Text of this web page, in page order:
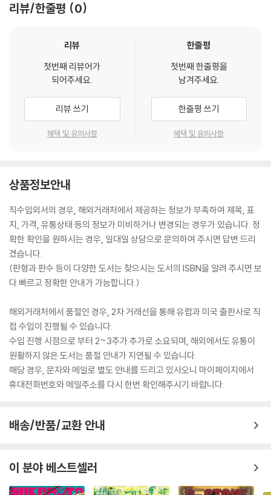
리뷰/한줄평 0
리뷰
첫번째 리뷰어가
되어주세요.
리뷰 쓰기
혜택 및 유의사항
한줄평
첫번째 한줄평을
남겨주세요.
한줄평 쓰기
혜택 및 유의사항
상품정보안내
직수입외서의 경우, 해외거래처에서 제공하는 정보가 부족하여 제목, 표
지, 가격, 유통상태 등의 정보가 미비하거나 변경되는 경우가 있습니다. 정
확한 확인을 원하시는 경우, 일대일 상담으로 문의하여 주시면 답변 드리
겠습니다.
(판형과 판수 등이 다양한 도서는 찾으시는 도서의 ISBN을 알려 주시면 보
다 빠르고 정확한 안내가 가능합니다.)
해외거래처에서 품절인 경우, 2차 거래선을 통해 유럽과 미국 출판사로 직
접 수입이 진행될 수 있습니다.
수입 진행 시점으로 부터 2~3주가 추가로 소요되며, 해외에서도 유통이
원활하지 않은 도서는 품절 안내가 지연될 수 있습니다.
해당 경우, 문자와 메일로 별도 안내를 드리고 있사오니 마이페이지에서
휴대전화번호와 메일주소를 다시 한번 확인해주시기 바랍니다.
배송/반품/교환 안내
이 분야 베스트셀러